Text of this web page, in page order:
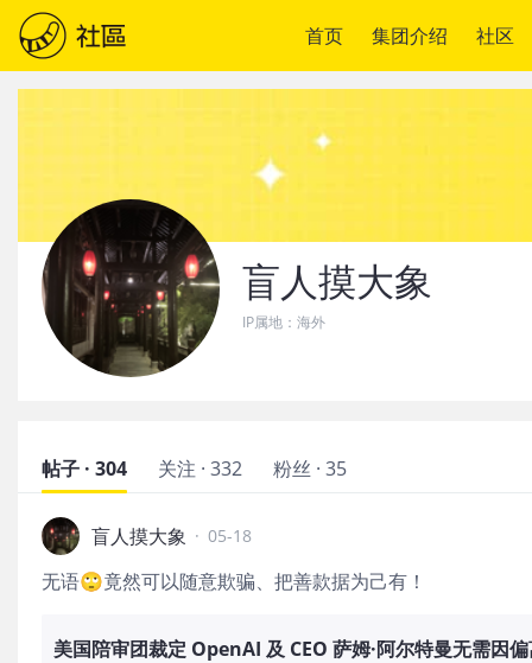
首页 集团介绍 社区
盲人摸大象
IP属地： 海外
帖子 · 304 关注 · 332 粉丝 · 35
盲人摸大象 · 05-18
无语🙄竟然可以随意欺骗、把善款据为己有！
美国陪审团裁定 OpenAI 及 CEO 萨姆·阿尔特曼无需因